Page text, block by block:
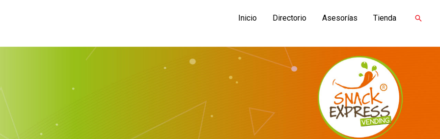
Inicio Directorio Asesorías Tienda Buscar